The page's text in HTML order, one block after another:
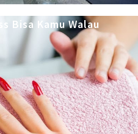
Bisa Kamu Walau